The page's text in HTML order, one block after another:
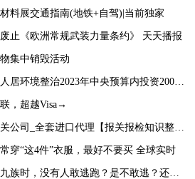
料展交通指南(地铁+自驾)|当前独家
止《欧洲常规武装力量条约》 天天播报
集中销毁活动
环境整治2023年中央预算内投资2000万元
，超越Visa→
司_全套进口代理【报关报检知识整理】
穿“这4件”衣服，最好不要买 全球实时
，没有人敢逃跑？是不敢逃？还是不能逃